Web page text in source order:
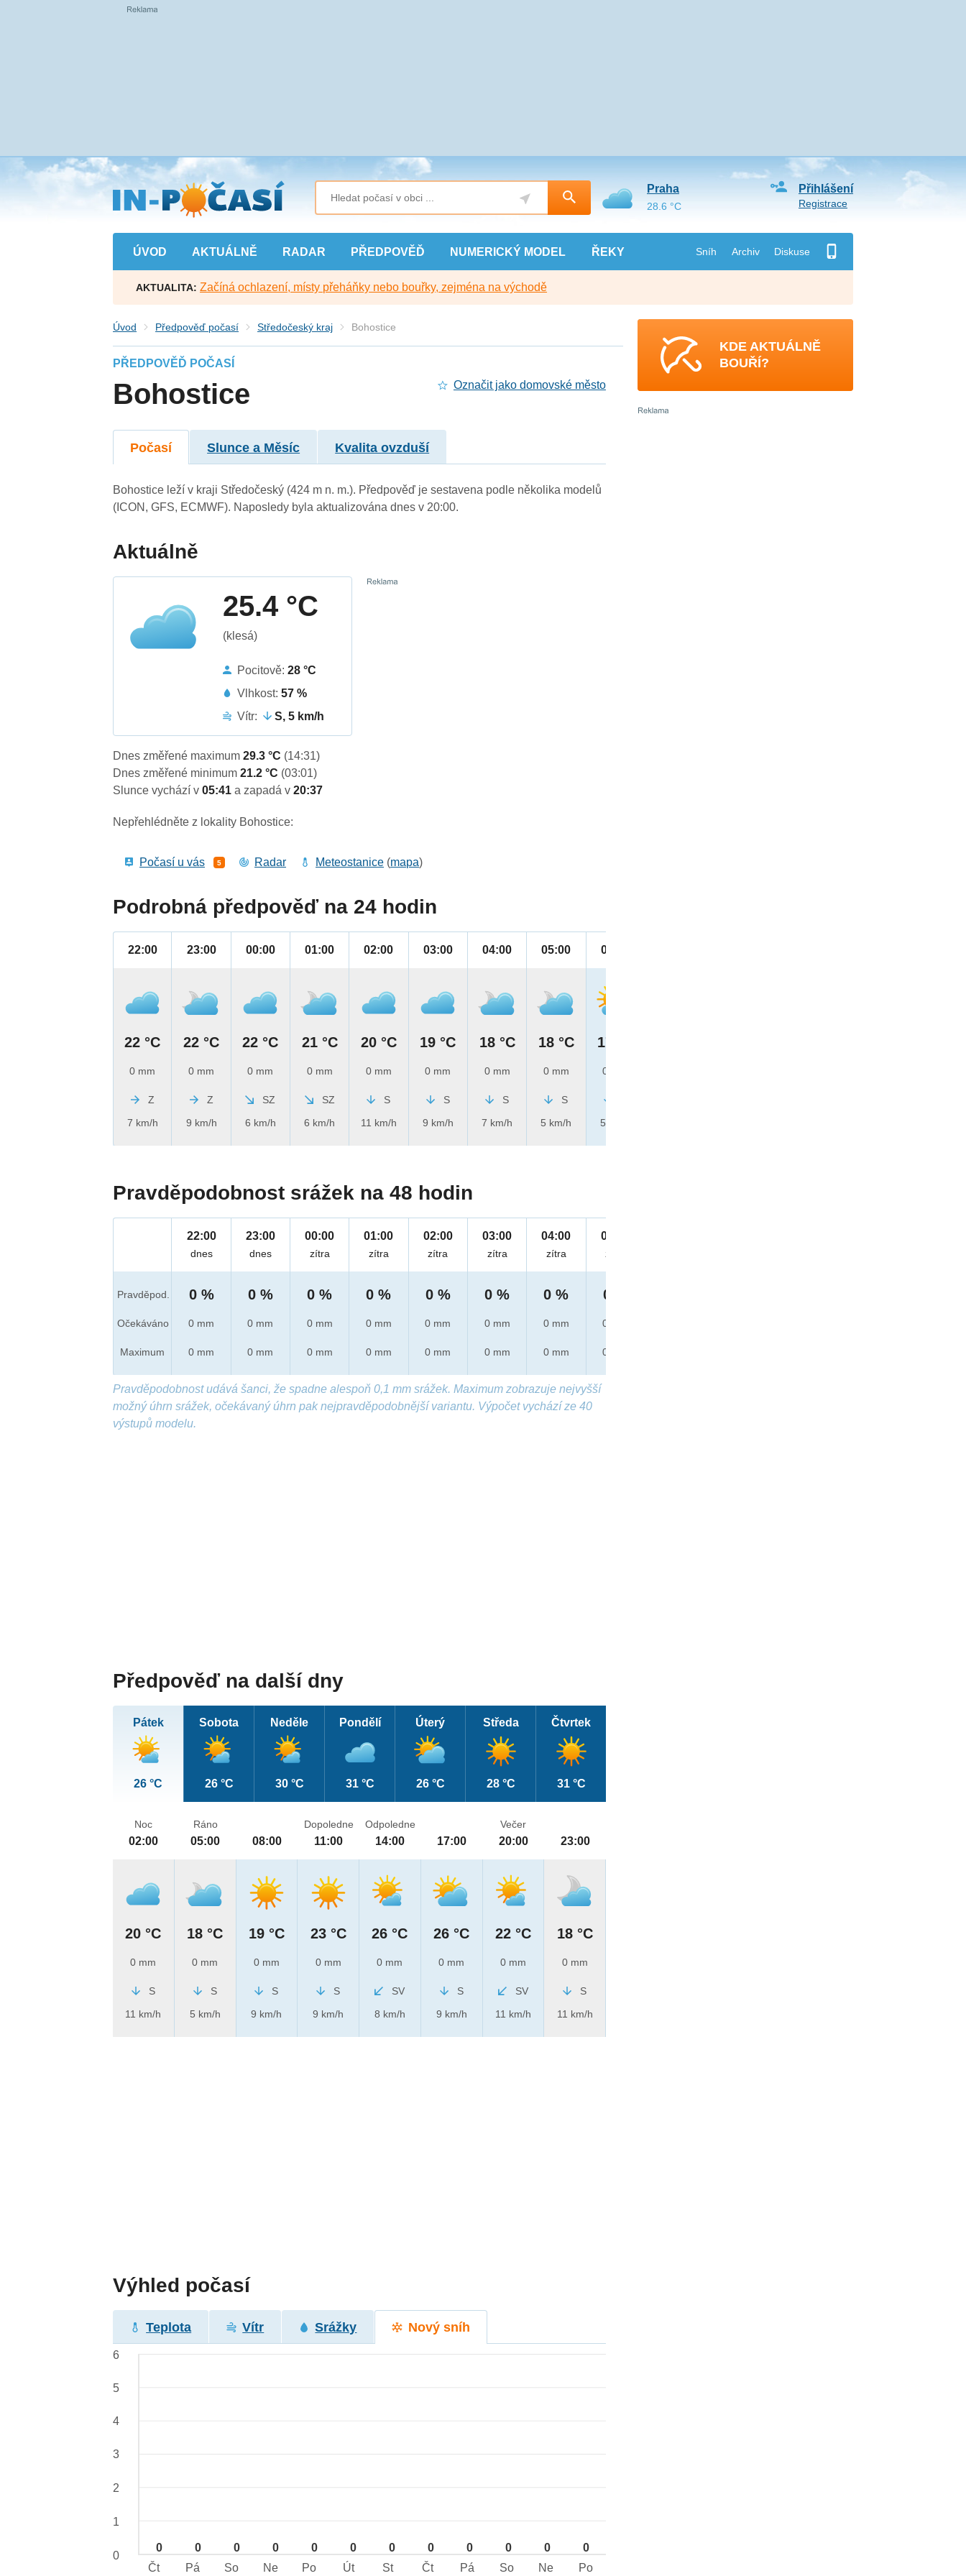
Přejít
na
hlavní
obsah
ÚVOD AKTUÁLNĚ RADAR PŘEDPOVĚĎ NUMERICKÝ MODEL ŘEKY Sníh Archiv Diskuse
Přihlášení
Registrace
Praha
28.6 °C
AKTUALITA: Začíná ochlazení, místy přeháňky nebo bouřky, zejména na východě
Úvod Předpověď počasí Středočeský kraj Bohostice
PŘEDPOVĚĎ POČASÍ
Bohostice Označit jako domovské město
Počasí Slunce a Měsíc Kvalita ovzduší
Bohostice leží v kraji Středočeský (424 m n. m.). Předpověď je sestavena podle několika modelů
(ICON, GFS, ECMWF). Naposledy byla aktualizována dnes v 20:00.
Aktuálně
25.4 °C
(klesá)
Pocitově:28 °C
Vlhkost:57 %
Vítr:
S, 5 km/h
Dnes změřené maximum29.3 °C (14:31)
Dnes změřené minimum21.2 °C (03:01)
Slunce vychází v05:41a zapadá v20:37
Nepřehlédněte z lokality Bohostice:
Počasí u vás 5 Radar Meteostanice (mapa)
Podrobná předpověď na 24 hodin
22:00
22 °C
0 mm
Z
7 km/h
23:00
22 °C
0 mm
Z
9 km/h
00:00
22 °C
0 mm
SZ
6 km/h
01:00
21 °C
0 mm
SZ
6 km/h
02:00
20 °C
0 mm
S
11 km/h
03:00
19 °C
0 mm
S
9 km/h
04:00
18 °C
0 mm
S
7 km/h
05:00
18 °C
0 mm
S
5 km/h
06:00
17 °C
0 mm
5 km/h
Pravděpodobnost srážek na 48 hodin
Pravděpod.
Očekáváno
Maximum
22:00
dnes
0 %
0 mm
0 mm
23:00
dnes
0 %
0 mm
0 mm
00:00
zítra
0 %
0 mm
0 mm
01:00
zítra
0 %
0 mm
0 mm
02:00
zítra
0 %
0 mm
0 mm
03:00
zítra
0 %
0 mm
0 mm
04:00
zítra
0 %
0 mm
0 mm
05:00
zítra
0 %
0 mm
0 mm
Pravděpodobnost udává šanci, že spadne alespoň 0,1 mm srážek. Maximum zobrazuje nejvyšší
možný úhrn srážek, očekávaný úhrn pak nejpravděpodobnější variantu. Výpočet vychází ze 40
výstupů modelu.
Předpověď na další dny
Pátek
26 °C
Sobota
26 °C
Neděle
30 °C
Pondělí
31 °C
Úterý
26 °C
Středa
28 °C
Čtvrtek
31 °C
Noc
02:00
20 °C
0 mm
S
11 km/h
Ráno
05:00
18 °C
0 mm
S
5 km/h
08:00
19 °C
0 mm
S
9 km/h
Dopoledne
11:00
23 °C
0 mm
S
9 km/h
Odpoledne
14:00
26 °C
0 mm
SV
8 km/h
17:00
26 °C
0 mm
S
9 km/h
Večer
20:00
22 °C
0 mm
SV
11 km/h
23:00
18 °C
0 mm
S
11 km/h
Výhled počasí
Teplota Vítr Srážky Nový sníh
0 0 0 0 0 0 0 0 0 0 0 0
6
5
4
3
2
1
0
Čt
Pá So Ne Po Út St Čt Pá So Ne Po
KDE AKTUÁLNĚ
BOUŘÍ?